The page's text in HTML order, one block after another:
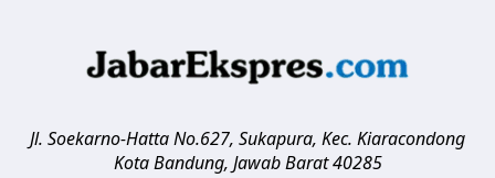
Jl. Soekarno-Hatta No.627, Sukapura, Kec. Kiaracondong
Kota Bandung, Jawab Barat 40285